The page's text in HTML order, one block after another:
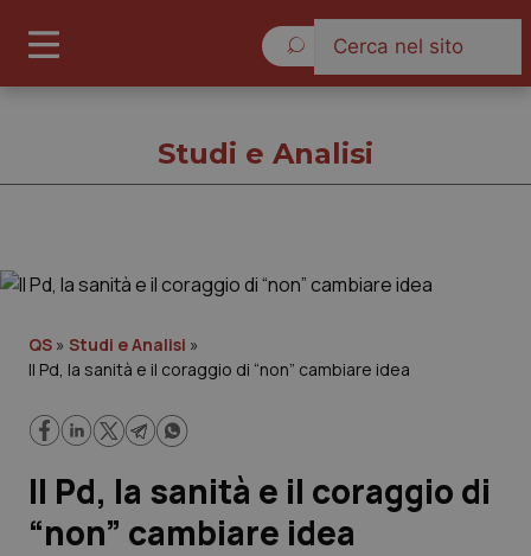
Cronache
Lavoro e Professioni
Studi e Analisi
QS » Studi e Analisi »
Il Pd, la sanità e il coraggio di “non” cambiare idea
Il Pd, la sanità e il coraggio di
“non” cambiare idea